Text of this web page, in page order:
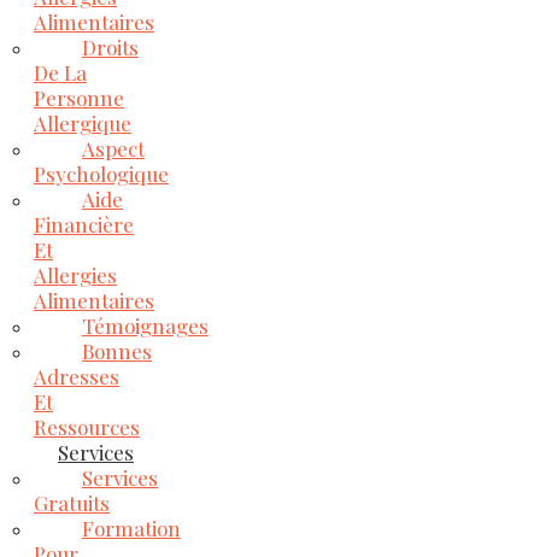
Alimentaires
Droits
De La
Personne
Allergique
Aspect
Psychologique
Aide
Financière
Et
Allergies
Alimentaires
Témoignages
Bonnes
Adresses
Et
Ressources
Services
Services
Gratuits
Formation